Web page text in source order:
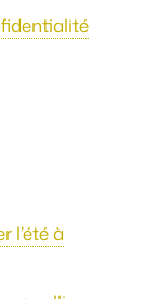
l’été à